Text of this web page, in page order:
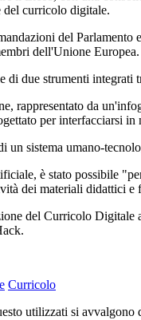
del curricolo digitale.
del
dell'Unione
di due strumenti integrati
rappresentato da
per interfacciarsi
un sistema umano-
è stato possibile
dei materiali didattici
del Curricolo
Curricolo
utilizzati si